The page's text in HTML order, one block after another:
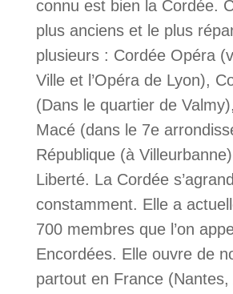
connu est bien la Cordée.
plus anciens et le plus
plusieurs : Cordée Opéra
Ville et l’Opéra de Lyon),
(Dans le quartier de
Macé (dans le 7e
République (à
Liberté. La Cordée
constamment. Elle a
700 membres que l’on
Encordées. Elle ouvre de
partout en France (Nantes,